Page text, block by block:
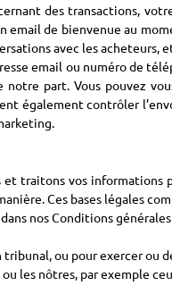
des transactions,
email de bienvenue au
avec les acheteurs,
email ou numéro de
part. Vous pouvez
également contrôler
traitons vos
Ces bases légales
nos Conditions
ou pour exercer ou
les nôtres, par exemple